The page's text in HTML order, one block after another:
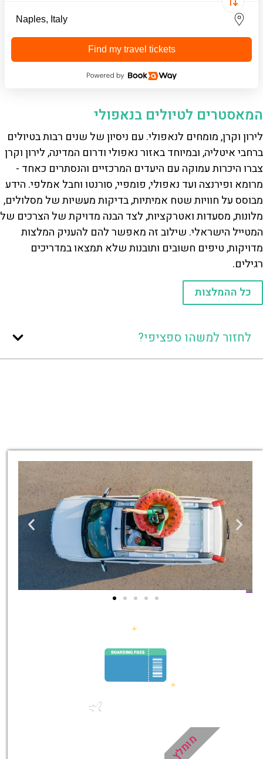
Find my travel tickets
המאסטרים לטיולים בנאפולי
לירון וקרן, מומחים לנאפולי. עם ניסיון של שנים רבות בטיולים
ברחבי איטליה, ובמיוחד באזור נאפולי ודרום המדינה, לירון וקרן
צברו היכרות עמוקה עם היעדים המרכזיים והנסתרים כאחד -
מרומא ופירנצה ועד נאפולי, פומפיי, סורנטו וחבל אמלפי. הידע
מבוסס על חוויות שטח אמיתיות, בדיקות מעשיות של מסלולים,
מלונות, מסעדות ואטרקציות, לצד הבנה מדויקת של הצרכים של
המטייל הישראלי. שילוב זה מאפשר להם להעניק המלצות
מדויקות, טיפים חשובים ותובנות שלא תמצאו במדריכים
רגילים.
כל ההמלצות
לחזור למשהו ספציפי?
מומלץ